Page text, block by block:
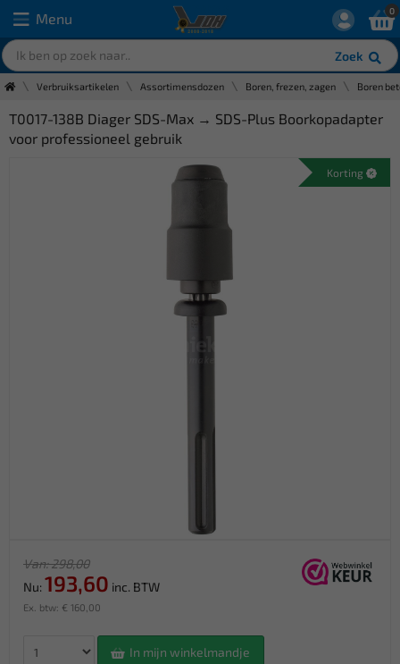
Menu
Zoek
0
Verbruiksartikelen Assortimensdozen Boren, frezen, zagen Boren
T0017-138B Diager SDS-Max → SDS-Plus Boorkopadapter
voor professioneel gebruik
Korting
Van: 298,00
Nu: 193,60 inc. BTW
Ex. btw: € 160,00
In mijn winkelmandje